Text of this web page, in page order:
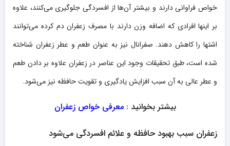
خواص فراوانی دارند و بیشتر آن‌ها از افسردگی جلوگیری می‌کنند، علاوه
بر اینها افرادی که اضافه وزن دارند با مصرف زعفران دم کرده می‌توانند
اشتها را کاهش دهند. صفرانال نیز به عنوان طعم و عطر زعفران شناخته
شده است، طبق تحقیقات وجود این عناصر در زعفران علاوه بر دادن طعم
و عطر عالی به آن سبب افزایش یادگیری و تقویت حافظه نیز می‌شود.
بیشتر بخوانید :معرفی خواص زعفران
زعفران سبب بهبود حافظه و علائم افسردگی می‌شود